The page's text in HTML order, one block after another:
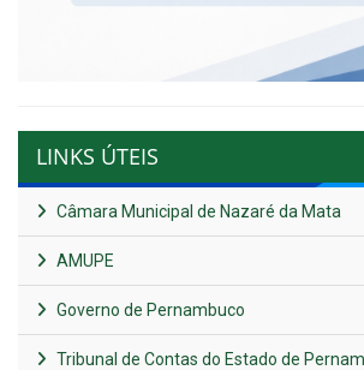
LINKS ÚTEIS
Câmara Municipal de Nazaré da Mata
AMUPE
Governo de Pernambuco
Tribunal de Contas do Estado de